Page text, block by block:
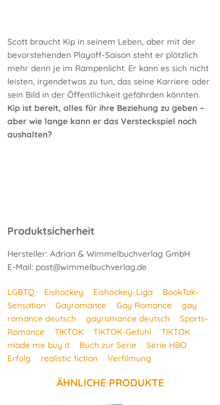
Scott braucht Kip in seinem Leben, aber mit der
bevorstehenden Playoff-Saison steht er plötzlich
mehr denn je im Rampenlicht. Er kann es sich nicht
leisten, irgendetwas zu tun, das seine Karriere oder
sein Bild in der Öffentlichkeit gefährden könnten.
Kip ist bereit, alles für ihre Beziehung zu geben –
aber wie lange kann er das Versteckspiel noch
aushalten?
Produktsicherheit
Hersteller: Adrian & Wimmelbuchverlag GmbH
E-Mail: post@wimmelbuchverlag.de
LGBTQ Eishockey Eishockey-Liga
BookTok-
Sensation
Gayromance Gay Romance
gay
romance deutsch
gayromance deutsch
Sports-
Romance
TIKTOK TIKTOK-Gefühl
TIKTOK
made me buy it
Buch zur Serie
Serie HBO
Erfolg
realistic fiction Verfilmung
ÄHNLICHE PRODUKTE